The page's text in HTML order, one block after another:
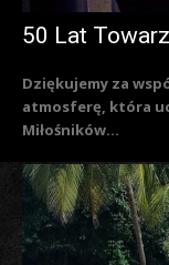
50 Lat
Dziękujemy za
atmosferę, która
Miłośników...